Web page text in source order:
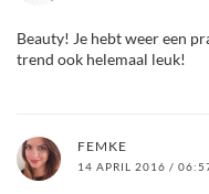
Beauty! Je hebt weer een
trend ook helemaal leuk!
FEMKE
14 APRIL 2016 /